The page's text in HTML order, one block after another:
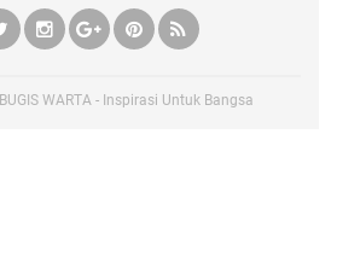
BUGIS WARTA - Inspirasi Untuk Bangsa